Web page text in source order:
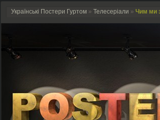
Українські Постери Гуртом » Телесеріали » Чим ми